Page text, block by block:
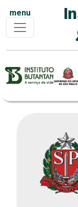
menu